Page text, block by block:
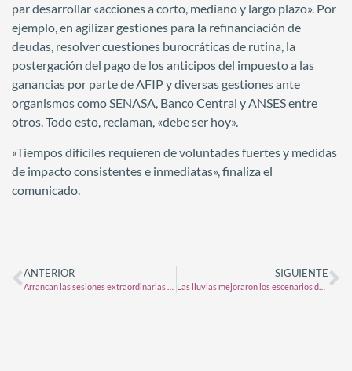
par desarrollar «acciones a corto, mediano y largo plazo». Por
ejemplo, en agilizar gestiones para la refinanciación de
deudas, resolver cuestiones burocráticas de rutina, la
postergación del pago de los anticipos del impuesto a las
ganancias por parte de AFIP y diversas gestiones ante
organismos como SENASA, Banco Central y ANSES entre
otros. Todo esto, reclaman, «debe ser hoy».
«Tiempos difíciles requieren de voluntades fuertes y medidas
de impacto consistentes e inmediatas», finaliza el
comunicado.
ANTERIOR SIGUIENTE
Las lluvias mejoraron los escenarios de cosecha en soja y maíz